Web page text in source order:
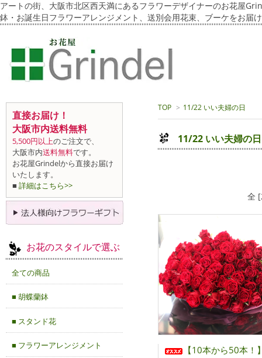
アートの街、大阪市北区西天満にあるフラワーデザイナーのお花屋
鉢・お誕生日フラワーアレンジメント、送別会用花束、ブーケをお届
TOP > 11/22 いい夫婦の日
11/22 いい夫婦の日
全
【10本から50本！】本数が選べるJAPAN ROSESの花束(長さ
直接お届け！
大阪市内送料無料
5,500円以上のご注文で、
大阪市内送料無料です。
お花屋Grindelから直接お届け
いたします。
■ 詳細はこちら>>
お花のスタイルで選ぶ
全ての商品
■ 胡蝶蘭鉢
■ スタンド花
■ フラワーアレンジメント